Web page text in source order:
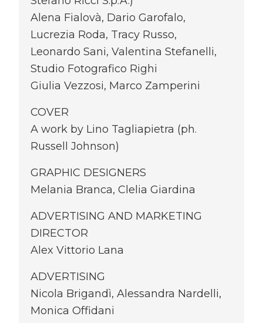
Alena Fialovà, Dario Garofalo,
Lucrezia Roda, Tracy Russo,
Leonardo Sani, Valentina Stefanelli,
Studio Fotografico Righi
Giulia Vezzosi, Marco Zamperini
COVER
A work by Lino Tagliapietra (ph.
Russell Johnson)
GRAPHIC DESIGNERS
Melania Branca, Clelia Giardina
ADVERTISING AND MARKETING
DIRECTOR
Alex Vittorio Lana
ADVERTISING
Nicola Brigandì, Alessandra Nardelli,
Monica Offidani